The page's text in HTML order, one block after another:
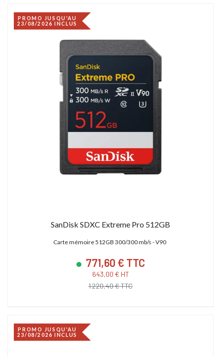
PROMO JUSQU'AU
23/08/2026 INCLUS
SanDisk SDXC Extreme Pro 512GB
Carte mémoire 512GB 300/300 mb/s - V90
771,60 € TTC
643,00 € HT
1 220,40 € TTC
PROMO JUSQU'AU
23/08/2026 INCLUS